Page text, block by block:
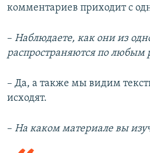
комментариев приходит с
– Наблюдаете, как они из
распространяются по любым
– Да, а также мы видим
исходят.
– На каком материале вы